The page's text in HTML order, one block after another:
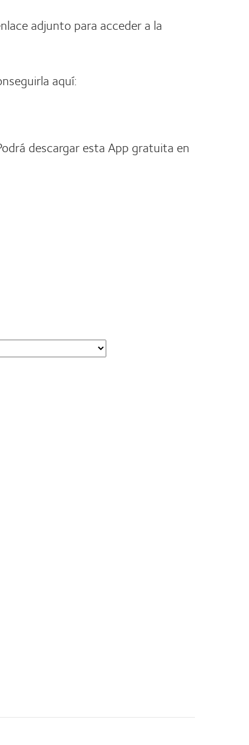
adjunto para acceder a la
aquí:
descargar esta App gratuita en